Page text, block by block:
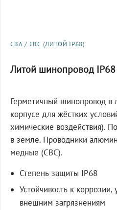
СВА / СВС (ЛИТОЙ IP68)
Литой шинопровод IP68
Герметичный шинопровод в
корпусе для жёстких
химические воздействия).
в земле. Проводники
медные (СВС).
Степень защиты IP68
Устойчивость к коррозии,
внешним загрязнениям